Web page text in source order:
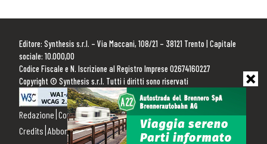
Editore: Synthesis s.r.l. – Via Maccani, 108/21 – 38121 Trento | Capitale
sociale: 10.000,00
Codice Fiscale e N. Iscrizione al Registro Imprese 02674160227
Copyright © Synthesis s.r.l. Tutti i diritti sono riservati
Redazione Contattaci Pubblicità Privacy Policy Cookie Policy
Credits Abbonamenti